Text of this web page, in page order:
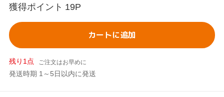
獲得ポイント 19P
カートに追加
残り1点 ご注文はお早めに
発送時期 1～5日以内に発送